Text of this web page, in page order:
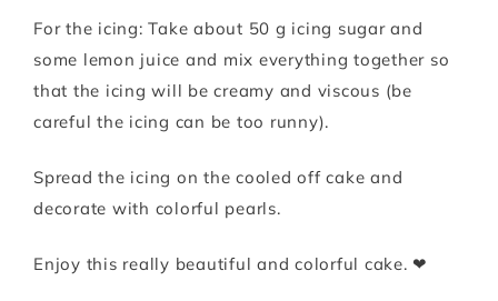
For the icing: Take about 50 g icing sugar and
some lemon juice and mix everything together so
that the icing will be creamy and viscous (be
careful the icing can be too runny).
Spread the icing on the cooled off cake and
decorate with colorful pearls.
Enjoy this really beautiful and colorful cake. ❤